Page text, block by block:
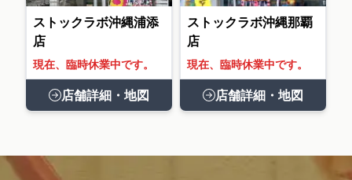
ストックラボ沖縄浦添
店
現在、臨時休業中です。
店舗詳細・地図
ストックラボ沖縄那覇
店
現在、臨時休業中です。
店舗詳細・地図